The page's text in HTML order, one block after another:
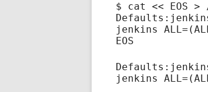
$ cat << EOS
jenkins
EOS
jenkins